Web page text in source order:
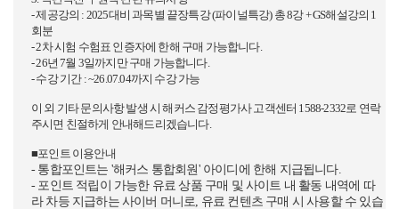
- 제공강의 : 2025대비 과목별 끝장특강 (파이널특강) 총 8강 + GS해설강의 1
회분
- 2차 시험 수험표 인증자에 한해 구매 가능합니다.
- 26년 7월 3일까지만 구매 가능합니다.
- 수강 기간 : ~26.07.04까지 수강 가능
이 외 기타 문의사항 발생 시 해커스 감정평가사 고객센터 1588-2332로 연락
주시면 친절하게 안내해드리겠습니다.
■포인트 이용안내
- 통합포인트는 '해커스 통합회원' 아이디에 한해 지급됩니다.
- 포인트 적립이 가능한 유료 상품 구매 및 사이트 내 활동 내역에 따
라 차등 지급하는 사이버 머니로, 유료 컨텐츠 구매 시 사용할 수 있습